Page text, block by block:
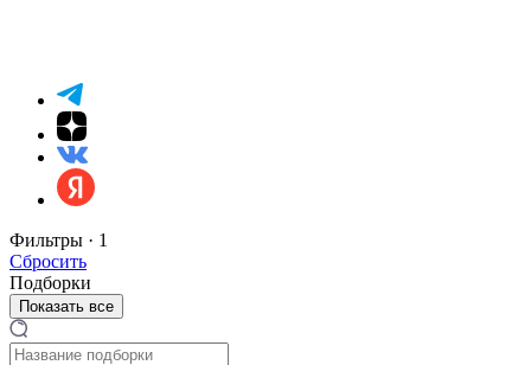
Фильтры · 1
Сбросить
Подборки
Показать все